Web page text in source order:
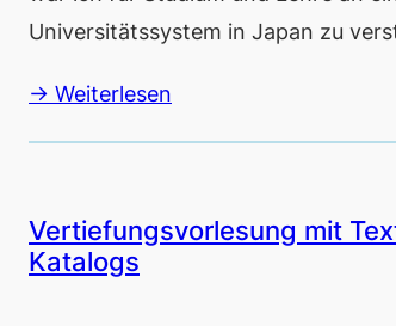
Universitätssystem in Japan zu
→ Weiterlesen
Vertiefungsvorlesung mit
Katalogs